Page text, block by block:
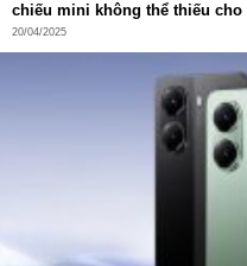
chiếu mini không thể thiếu
20/04/2025